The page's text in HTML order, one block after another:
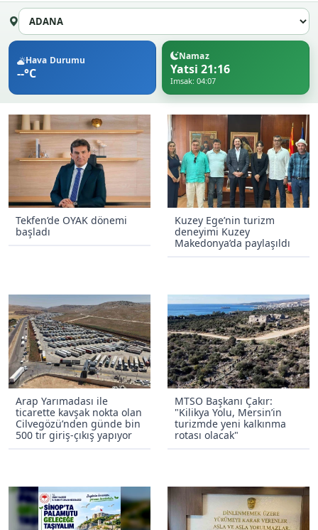
Hava Durumu
--°C
Namaz
Yatsi 21:16
Imsak: 04:07
Tekfen’de OYAK dönemi
başladı
Kuzey Ege’nin turizm
deneyimi Kuzey
Makedonya’da paylaşıldı
Arap Yarımadası ile
ticarette kavşak nokta olan
Cilvegözü’nden günde bin
500 tır giriş-çıkış yapıyor
MTSO Başkanı Çakır:
"Kilikya Yolu, Mersin’in
turizmde yeni kalkınma
rotası olacak"